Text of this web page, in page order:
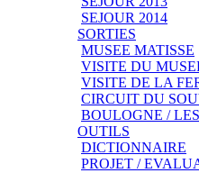
SEJOUR 2014
SORTIES
MUSEE MATISSE
VISITE DU
VISITE DE LA
CIRCUIT DU
BOULOGNE /
OUTILS
DICTIONNAIRE
PROJET /